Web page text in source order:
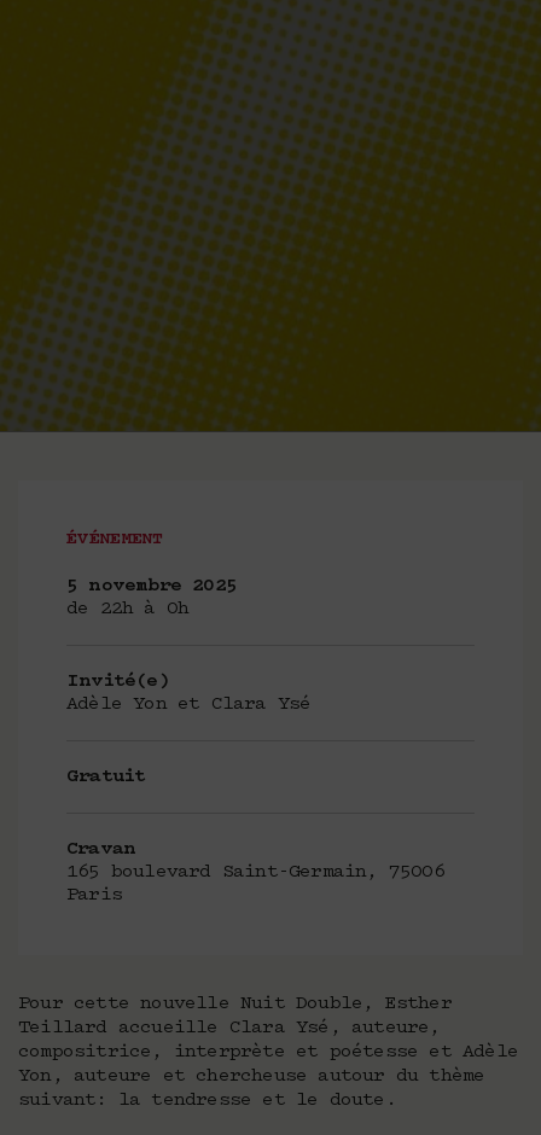
ÉVÉNEMENT
5 novembre 2025
de 22h à 0h
Invité(e)
Adèle Yon et Clara Ysé
Gratuit
Cravan
165 boulevard Saint-Germain, 75006
Paris
Pour cette nouvelle Nuit Double, Esther
Teillard accueille Clara Ysé, auteure,
compositrice, interprète et poétesse et Adèle
Yon, auteure et chercheuse autour du thème
suivant: la tendresse et le doute.